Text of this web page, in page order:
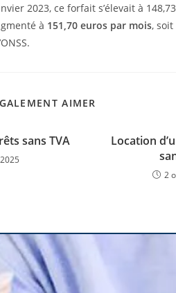
2023, ce forfait s’élevait à
à 151,70 euros par mois, soit
AIMER
sans TVA
Location
2